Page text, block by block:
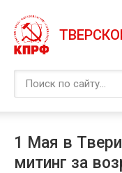
1 Мая в
митинг за